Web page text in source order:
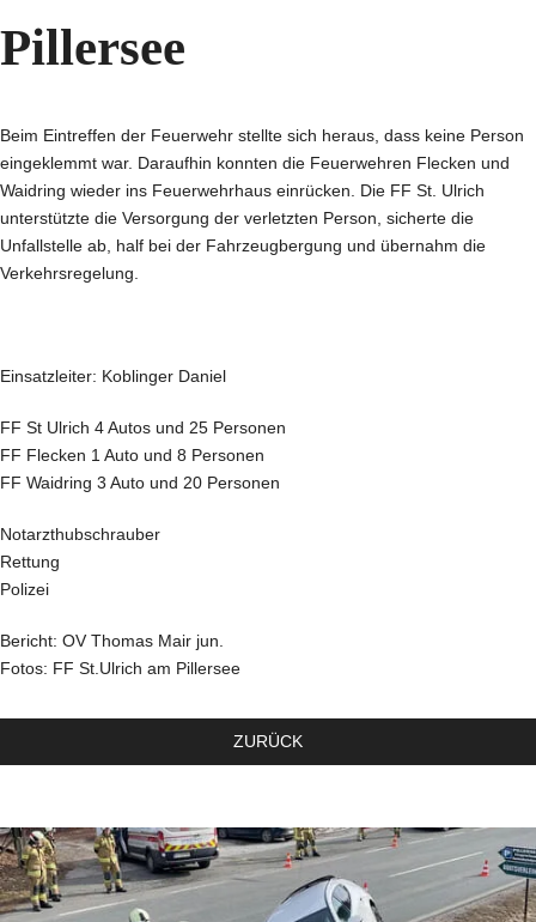
Pillersee
Beim Eintreffen der Feuerwehr stellte sich heraus, dass keine Person
eingeklemmt war. Daraufhin konnten die Feuerwehren Flecken und
Waidring wieder ins Feuerwehrhaus einrücken. Die FF St. Ulrich
unterstützte die Versorgung der verletzten Person, sicherte die
Unfallstelle ab, half bei der Fahrzeugbergung und übernahm die
Verkehrsregelung.
Einsatzleiter: Koblinger Daniel
FF St Ulrich 4 Autos und 25 Personen
FF Flecken 1 Auto und 8 Personen
FF Waidring 3 Auto und 20 Personen
Notarzthubschrauber
Rettung
Polizei
Bericht: OV Thomas Mair jun.
Fotos: FF St.Ulrich am Pillersee
ZURÜCK